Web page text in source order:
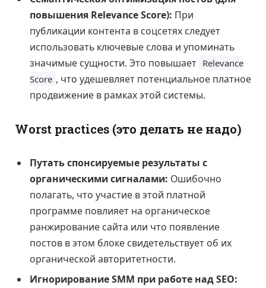
повышения Relevance Score): При
публикации контента в соцсетях следует
использовать ключевые слова и упоминать
значимые сущности. Это повышает Relevance
Score , что удешевляет потенциальное платное
продвижение в рамках этой системы.
Worst practices (это делать не надо)
Путать спонсируемые результаты с
органическими сигналами: Ошибочно
полагать, что участие в этой платной
программе повлияет на органическое
ранжирование сайта или что появление
постов в этом блоке свидетельствует об их
органической авторитетности.
Игнорирование SMM при работе над SEO: